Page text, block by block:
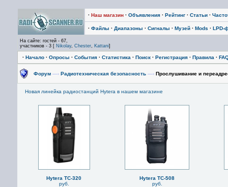
· Наш магазин · Объявления · Рейтинг · Статьи ·
· Файлы · Диапазоны · Сигналы · Музей · Mods · LPD-
На сайте: гостей - 67,
участников - 3 [ Nikolay, Chester, Kattani]
· Начало · Опросы · События · Статистика · Поиск · Регистрация · Правила ·
Форум —› Радиотехническая безопасность —› Прослушивание и
Новая линейка радиостанций Hytera в нашем магазине
Hytera TC-320
руб.
Hytera TC-508
руб.